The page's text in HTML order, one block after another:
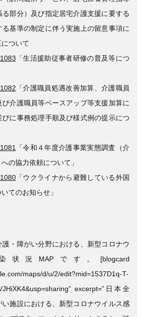
部分）及び指定居宅介護支援に要する
基準の制定に伴う実施上の留意事項に
ついて
「生活援助従事者研修の普及等につ
「介護職員処遇改善加算、介護職員
介護職員等ベースアップ等支援加算に
に事務処理手順及び様式例の提示につ
「令和４年度介護事業実態調査（介
の協力依頼について」
「ウクライナから避難している外国
てのお知らせ」
・障がい分野における、新型コロナウ
況MAPです。[blogcard
maps/d/u/2/edit?mid=1537D1q-T-
excerpt=”日本全
い施設における、新型コロナウイルス感